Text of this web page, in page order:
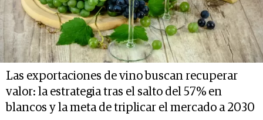
Las exportaciones de vino buscan recuperar
valor: la estrategia tras el salto del 57% en
blancos y la meta de triplicar el mercado a 2030